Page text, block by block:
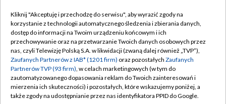
TVP
Abonament TVP
Emisja w TVP
Centrum informacji TVP
Naziemna Telewizja Cyfrowa
Regulamin TVP
Polityka prywatności
Moje zgody
Pomoc
Kliknij "Akceptuję i przechodzę do serwisu", aby wyrazić zgody na
korzystanie z technologii automatycznego śledzenia i zbierania danych,
dostęp do informacji na Twoim urządzeniu końcowym i ich
przechowywanie oraz na przetwarzanie Twoich danych osobowych przez
nas, czyli Telewizję Polską S.A. w likwidacji (zwaną dalej również „TVP”),
Zaufanych Partnerów z IAB* (1201 firm) oraz pozostałych Zaufanych
Partnerów TVP (93 firm), w celach marketingowych (w tym do
zautomatyzowanego dopasowania reklam do Twoich zainteresowań i
mierzenia ich skuteczności) i pozostałych, które wskazujemy poniżej, a
także zgody na udostępnianie przez nas identyfikatora PPID do Google.